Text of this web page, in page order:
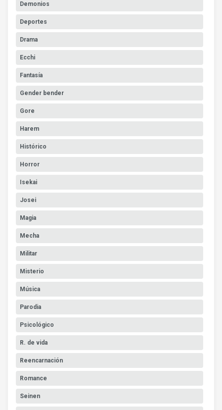
Demonios
Deportes
Drama
Ecchi
Fantasía
Gender bender
Gore
Harem
Histórico
Horror
Isekai
Josei
Magia
Mecha
Militar
Misterio
Música
Parodia
Psicológico
R. de vida
Reencarnación
Romance
Seinen